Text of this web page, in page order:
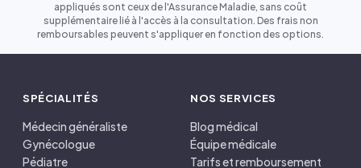
appliqués sont ceux de l'Assurance Maladie, sans coût
supplémentaire lié à l'accès à la consultation. Des frais non
remboursables peuvent s'appliquer en fonction des options.
SPÉCIALITÉS
Médecin généraliste
Gynécologue
Pédiatre
NOS SERVICES
Blog médical
Équipe médicale
Tarifs et remboursement